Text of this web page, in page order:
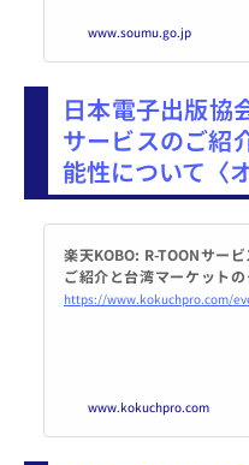
www.soumu.go.jp
日本電子出版協
サービスのご紹
能性について〈
楽天KOBO: R-TOONサービ
ご紹介と台湾マーケットの
性について 2024年3月29日
www.kokuchpro.com